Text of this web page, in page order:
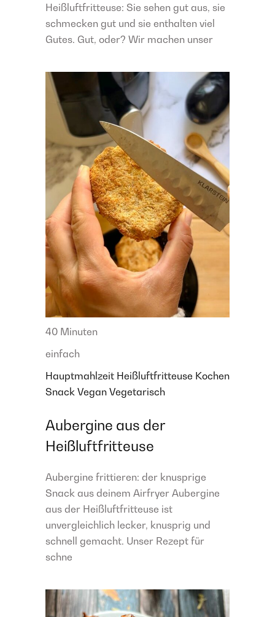
Heißluftfritteuse: Sie sehen gut aus, sie
schmecken gut und sie enthalten viel
Gutes. Gut, oder? Wir machen unser
40 Minuten
einfach
Hauptmahlzeit Heißluftfritteuse Kochen
Snack Vegan Vegetarisch
Aubergine aus der
Heißluftfritteuse
Aubergine frittieren: der knusprige
Snack aus deinem Airfryer Aubergine
aus der Heißluftfritteuse ist
unvergleichlich lecker, knusprig und
schnell gemacht. Unser Rezept für
schne